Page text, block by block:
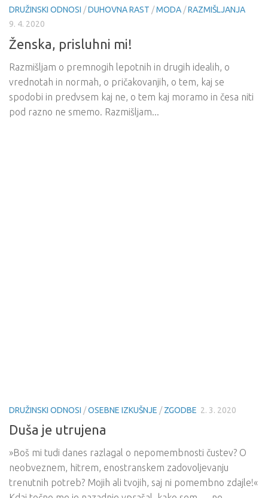
DRUŽINSKI ODNOSI /DUHOVNA RAST /MODA /RAZMIŠLJANJA
9. 4. 2020
Ženska, prisluhni mi!
Razmišljam o premnogih lepotnih in drugih idealih, o
vrednotah in normah, o pričakovanjih, o tem, kaj se
spodobi in predvsem kaj ne, o tem kaj moramo in česa niti
pod razno ne smemo. Razmišljam...
DRUŽINSKI ODNOSI /OSEBNE IZKUŠNJE /ZGODBE 2. 3. 2020
Duša je utrujena
»Boš mi tudi danes razlagal o nepomembnosti čustev? O
neobveznem, hitrem, enostranskem zadovoljevanju
trenutnih potreb? Mojih ali tvojih, saj ni pomembno zdajle!«